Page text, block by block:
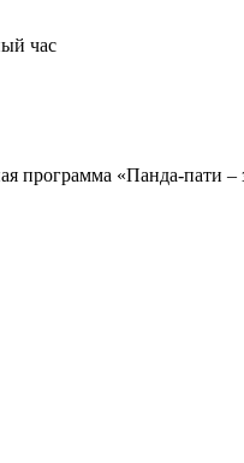
час
программа «Панда-пати